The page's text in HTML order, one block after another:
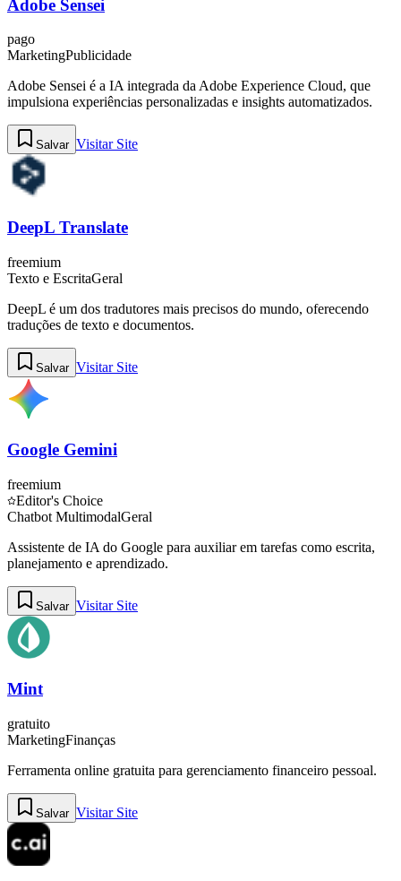
Adobe Sensei
pago
MarketingPublicidade
Adobe Sensei é a IA integrada da Adobe Experience Cloud, que
impulsiona experiências personalizadas e insights automatizados.
Salvar Visitar Site
DeepL Translate
freemium
Texto e EscritaGeral
DeepL é um dos tradutores mais precisos do mundo, oferecendo
traduções de texto e documentos.
Salvar Visitar Site
Google Gemini
freemium
Editor's Choice
Chatbot MultimodalGeral
Assistente de IA do Google para auxiliar em tarefas como escrita,
planejamento e aprendizado.
Salvar Visitar Site
Mint
gratuito
MarketingFinanças
Ferramenta online gratuita para gerenciamento financeiro pessoal.
Salvar Visitar Site